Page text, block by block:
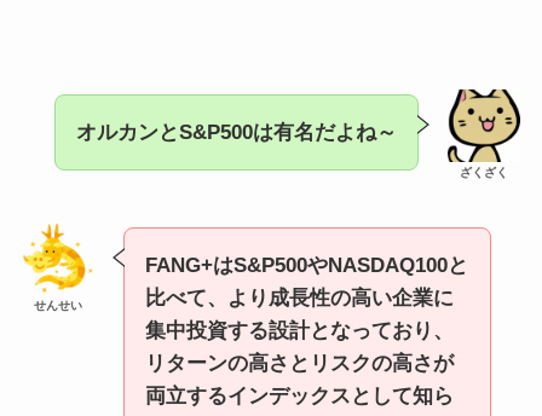
ざくざく
オルカンとS&P500は有名だよね～
せんせい
FANG+はS&P500やNASDAQ100と
比べて、より成長性の高い企業に
集中投資する設計となっており、
リターンの高さとリスクの高さが
両立するインデックスとして知ら